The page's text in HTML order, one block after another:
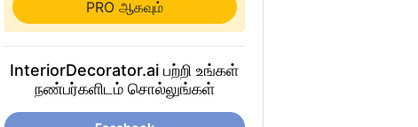
PRO ஆகவும்
InteriorDecorator.ai பற்றி உங்கள்
நண்பர்களிடம் சொல்லுங்கள்